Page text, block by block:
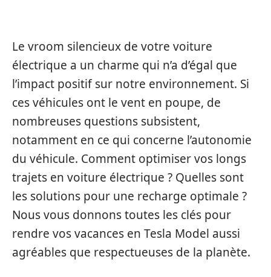
Le vroom silencieux de votre voiture
électrique a un charme qui n’a d’égal que
l’impact positif sur notre environnement. Si
ces véhicules ont le vent en poupe, de
nombreuses questions subsistent,
notamment en ce qui concerne l’autonomie
du véhicule. Comment optimiser vos longs
trajets en voiture électrique ? Quelles sont
les solutions pour une recharge optimale ?
Nous vous donnons toutes les clés pour
rendre vos vacances en Tesla Model aussi
agréables que respectueuses de la planète.